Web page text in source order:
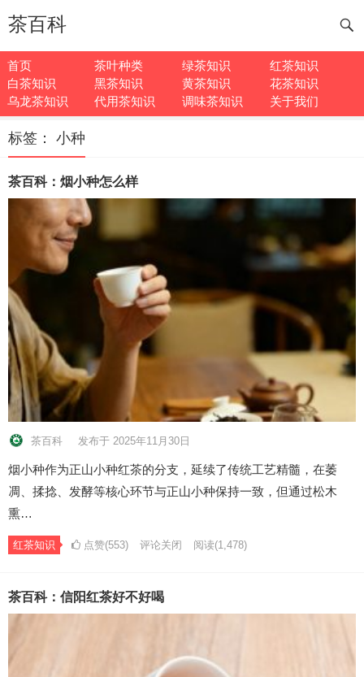
茶百科
首页 茶叶种类 绿茶知识
红茶知识
白茶知识
黑茶知识 黄茶知识
花茶知识
乌龙茶知识
代用茶知识 调味茶知识 关于我们
标签： 小种
茶百科：烟小种怎么样
茶百科 发布于 2025年11月30日
烟小种作为正山小种红茶的分支，延续了传统工艺精髓，在萎
凋、揉捻、发酵等核心环节与正山小种保持一致，但通过松木
熏…
红茶知识 点赞(553) 评论关闭 阅读(1,478)
茶百科：信阳红茶好不好喝